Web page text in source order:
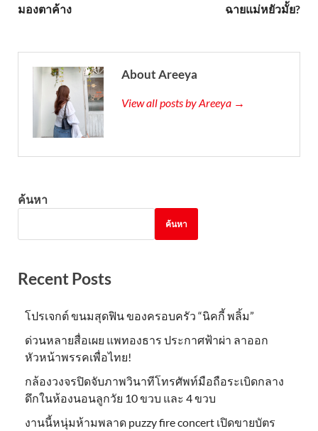
มองตาค้าง
ฉายแม่หยัวมั้ย?
About Areeya
View all posts by Areeya →
ค้นหา
ค้นหา
Recent Posts
โปรเจกต์ ขนมสุดฟิน ของครอบครัว “นิคกี้ พลิ้ม”
ด่วนหลายสื่อเผย แพทองธาร ประกาศฟ้าผ่า ลาออก
หัวหน้าพรรคเพื่อไทย!
กล้องวงจรปิดจับภาพวินาทีโทรศัพท์มือถือระเบิดกลาง
ดึกในห้องนอนลูกวัย 10 ขวบ และ 4 ขวบ
งานนี้หนุ่มห้ามพลาด puzzy fire concert เปิดขายบัตร